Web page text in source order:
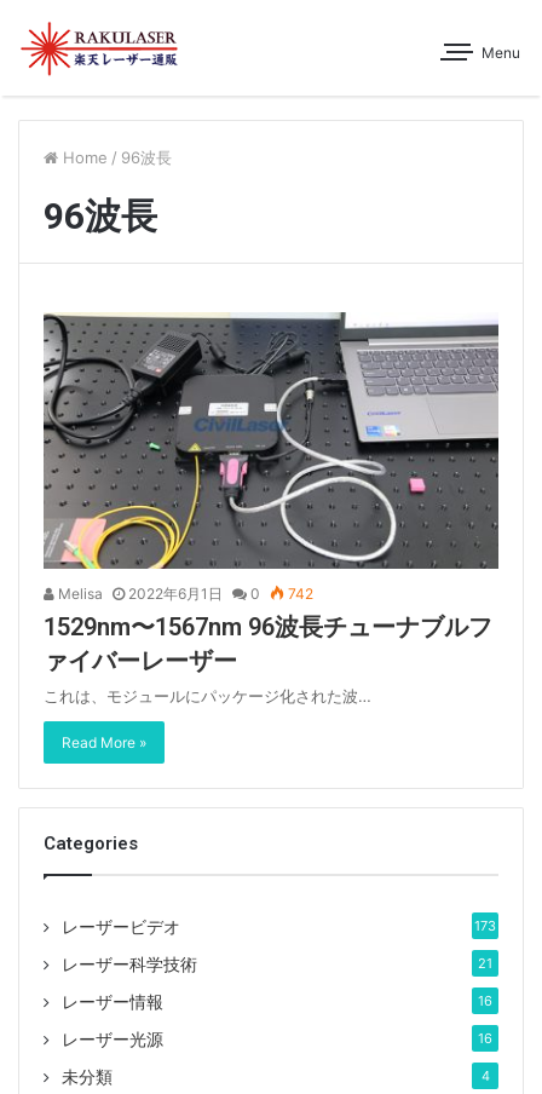
Menu
Home / 96波長
96波長
Melisa 2022年6月1日 0 742
1529nm〜1567nm 96波長チューナブルフ
ァイバーレーザー
これは、モジュールにパッケージ化された波…
Read More »
Categories
レーザービデオ 173
レーザー科学技術 21
レーザー情報 16
レーザー光源 16
未分類 4